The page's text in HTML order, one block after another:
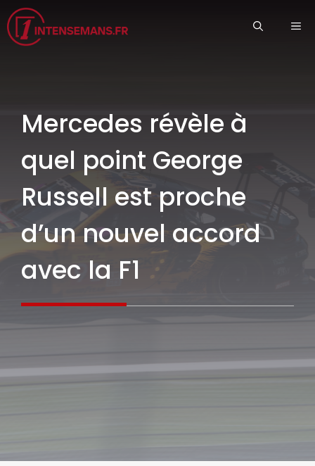
Aller
au
contenu
Mercedes révèle à
quel point George
Russell est proche
d’un nouvel accord
avec la F1